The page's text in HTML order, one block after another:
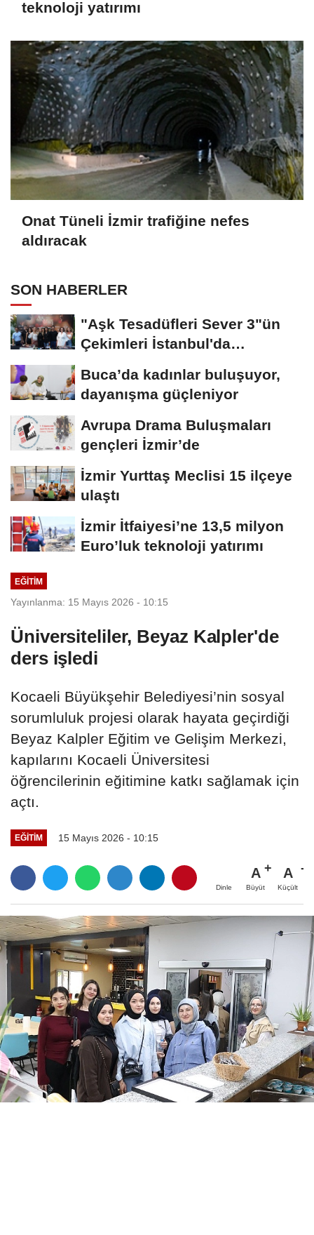
teknoloji yatırımı
Onat Tüneli İzmir trafiğine nefes
aldıracak
SON HABERLER
"Aşk Tesadüfleri Sever 3"ün
Çekimleri İstanbul'da
Buca’da kadınlar buluşuyor,
dayanışma güçleniyor
Avrupa Drama Buluşmaları
gençleri İzmir’de
İzmir Yurttaş Meclisi 15 ilçeye
ulaştı
İzmir İtfaiyesi’ne 13,5 milyon
Euro’luk teknoloji yatırımı
EĞİTİM
Yayınlanma: 15 Mayıs 2026 - 10:15
Üniversiteliler, Beyaz Kalpler'de
ders işledi
Kocaeli Büyükşehir Belediyesi’nin sosyal
sorumluluk projesi olarak hayata geçirdiği
Beyaz Kalpler Eğitim ve Gelişim Merkezi,
kapılarını Kocaeli Üniversitesi
öğrencilerinin eğitimine katkı sağlamak için
açtı.
EĞİTİM 15 Mayıs 2026 - 10:15
Dinle
A
Büyüt
A
Küçült